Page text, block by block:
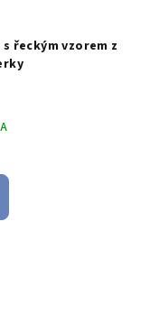
řeckým vzorem z